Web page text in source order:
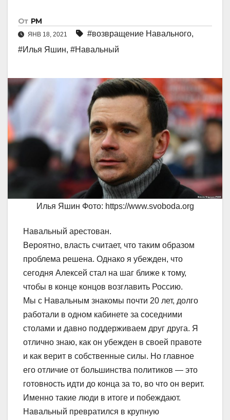
От РМ
ЯНВ 18, 2021 #возвращение Навального,
#Илья Яшин, #Навальный
Илья Яшин Фото: https://www.svoboda.org
Навальный арестован.
Вероятно, власть считает, что таким образом
проблема решена. Однако я убежден, что
сегодня Алексей стал на шаг ближе к тому,
чтобы в конце концов возглавить Россию.
Мы с Навальным знакомы почти 20 лет, долго
работали в одном кабинете за соседними
столами и давно поддерживаем друг друга. Я
отлично знаю, как он убежден в своей правоте
и как верит в собственные силы. Но главное
его отличие от большинства политиков — это
готовность идти до конца за то, во что он верит.
Именно такие люди в итоге и побеждают.
Навальный превратился в крупную